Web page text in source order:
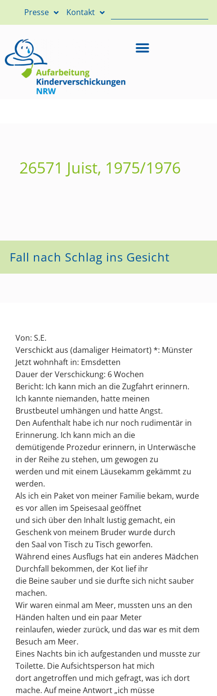
Presse Kontakt
26571 Juist, 1975/1976
Fall nach Schlag ins Gesicht
Von: S.E.
Verschickt aus (damaliger Heimatort) *: Münster
Jetzt wohnhaft in: Emsdetten
Dauer der Verschickung: 6 Wochen
Bericht: Ich kann mich an die Zugfahrt erinnern.
Ich kannte niemanden, hatte meinen
Brustbeutel umhängen und hatte Angst.
Den Aufenthalt habe ich nur noch rudimentär in
Erinnerung. Ich kann mich an die
demütigende Prozedur erinnern, in Unterwäsche
in der Reihe zu stehen, um gewogen zu
werden und mit einem Läusekamm gekämmt zu
werden.
Als ich ein Paket von meiner Familie bekam, wurde
es vor allen im Speisesaal geöffnet
und sich über den Inhalt lustig gemacht, ein
Geschenk von meinem Bruder wurde durch
den Saal von Tisch zu Tisch geworfen.
Während eines Ausflugs hat ein anderes Mädchen
Durchfall bekommen, der Kot lief ihr
die Beine sauber und sie durfte sich nicht sauber
machen.
Wir waren einmal am Meer, mussten uns an den
Händen halten und ein paar Meter
reinlaufen, wieder zurück, und das war es mit dem
Besuch am Meer.
Eines Nachts bin ich aufgestanden und musste zur
Toilette. Die Aufsichtsperson hat mich
dort angetroffen und mich gefragt, was ich dort
mache. Auf meine Antwort „ich müsse